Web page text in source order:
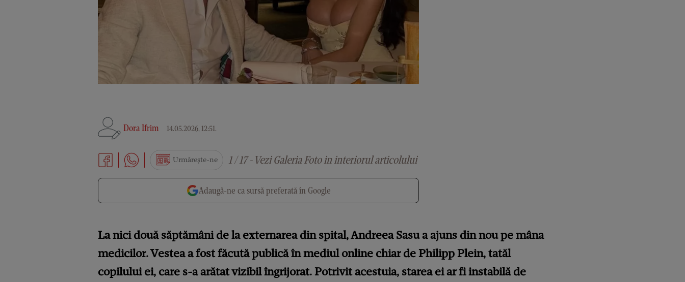
Dora Ifrim 14.05.2026, 12:51.
Urmărește-ne 1 / 17 - Vezi Galeria Foto in interiorul articolului
Adaugă-ne ca sursă preferată în Google
La nici două săptămâni de la externarea din spital, Andreea Sasu a ajuns din nou pe mâna
medicilor. Vestea a fost făcută publică în mediul online chiar de Philipp Plein, tatăl
copilului ei, care s-a arătat vizibil îngrijorat. Potrivit acestuia, starea ei ar fi instabilă de